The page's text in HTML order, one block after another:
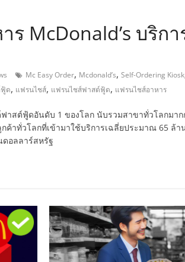
McDonald’s บริก
Mc Easy Order, Mcdonald’s, Self-Ordering Kiosk
ด, แฟรนไชส์, แฟรนไชส์ฟาสต์ฟู้ด, แฟรนไชส์อาหาร
าสต์ฟู้ดอันดับ 1 ของโลก นับรวมสาขาทั่วโลกมาก
ค้าทั่วโลกที่เข้ามาใช้บริการเฉลี่ยประมาณ 65 ล้
อลลาร์สหรัฐ